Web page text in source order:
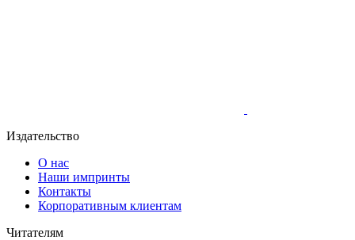
Издательство
О нас
Наши импринты
Контакты
Корпоративным клиентам
Читателям